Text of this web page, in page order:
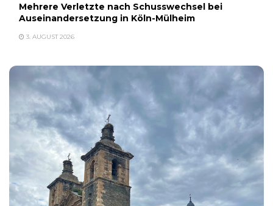
Mehrere Verletzte nach Schusswechsel bei
Auseinandersetzung in Köln-Mülheim
3. AUGUST 2026